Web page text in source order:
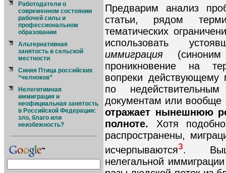
Работодатели о
современном состоянии
рабочей силы и
профессиональном
образовании
Альтернативная
занятость в сельской
местности
Синяя Птица российских
“челноков”
Нелегитимная
иммиграция и
неофициальная занятость
в Российской Федерации:
зло, благо или
неизбежность?
Предварим анализ
статьи, рядом
тематических
использовать
иммиграция
проникновение на
вопреки действующему
по
документам или
отражает нынешнюю
полноте. Хотя
распространены,
исчерпываются3.
нелегальной